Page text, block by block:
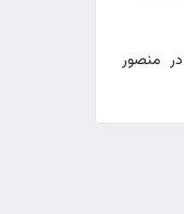
منصور